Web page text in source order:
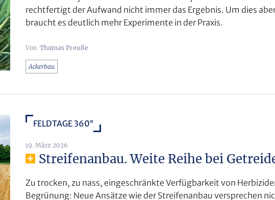
rechtfertigt der Aufwand nicht immer das Ergebnis. Um dies
braucht es deutlich mehr Experimente in der Praxis.
Thomas Preuße
Ackerbau
FELDTAGE 360°
19. März 2026
Streifenanbau. Weite Reihe bei
Zu trocken, zu nass, eingeschränkte Verfügbarkeit von
Begrünung: Neue Ansätze wie der Streifenanbau versprechen